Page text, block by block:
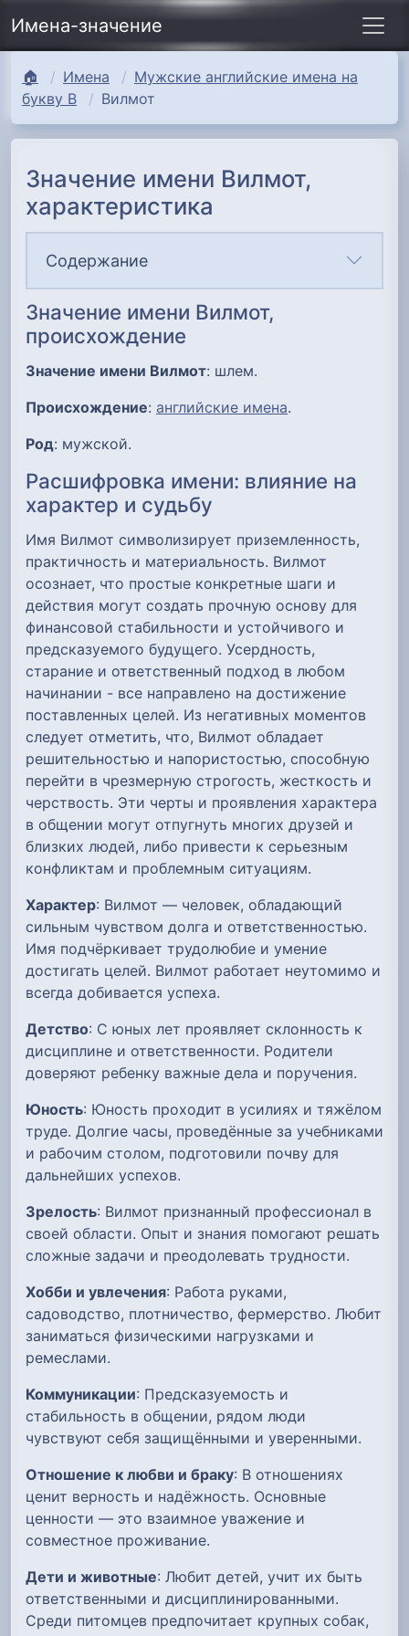
Имена-значение
🏠 Имена
Мужские английские имена на
букву В
Вилмот
Значение имени Вилмот,
характеристика
Содержание
Значение имени Вилмот,
происхождение
Значение имени Вилмот: шлем.
Происхождение: английские имена.
Род: мужской.
Расшифровка имени: влияние на
характер и судьбу
Имя Вилмот символизирует приземленность,
практичность и материальность. Вилмот
осознает, что простые конкретные шаги и
действия могут создать прочную основу для
финансовой стабильности и устойчивого и
предсказуемого будущего. Усердность,
старание и ответственный подход в любом
начинании - все направлено на достижение
поставленных целей. Из негативных моментов
следует отметить, что, Вилмот обладает
решительностью и напористостью, способную
перейти в чрезмерную строгость, жесткость и
черствость. Эти черты и проявления характера
в общении могут отпугнуть многих друзей и
близких людей, либо привести к серьезным
конфликтам и проблемным ситуациям.
Характер: Вилмот — человек, обладающий
сильным чувством долга и ответственностью.
Имя подчёркивает трудолюбие и умение
достигать целей. Вилмот работает неутомимо и
всегда добивается успеха.
Детство: С юных лет проявляет склонность к
дисциплине и ответственности. Родители
доверяют ребенку важные дела и поручения.
Юность: Юность проходит в усилиях и тяжёлом
труде. Долгие часы, проведённые за учебниками
и рабочим столом, подготовили почву для
дальнейших успехов.
Зрелость: Вилмот признанный профессионал в
своей области. Опыт и знания помогают решать
сложные задачи и преодолевать трудности.
Хобби и увлечения: Работа руками,
садоводство, плотничество, фермерство. Любит
заниматься физическими нагрузками и
ремеслами.
Коммуникации: Предсказуемость и
стабильность в общении, рядом люди
чувствуют себя защищёнными и уверенными.
Отношение к любви и браку: В отношениях
ценит верность и надёжность. Основные
ценности — это взаимное уважение и
совместное проживание.
Дети и животные: Любит детей, учит их быть
ответственными и дисциплинированными.
Среди питомцев предпочитает крупных собак,